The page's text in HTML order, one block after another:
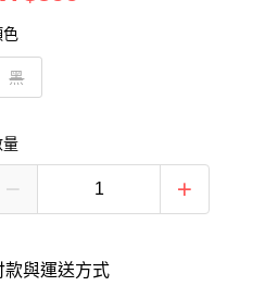
色
黑
量
款與運送方式